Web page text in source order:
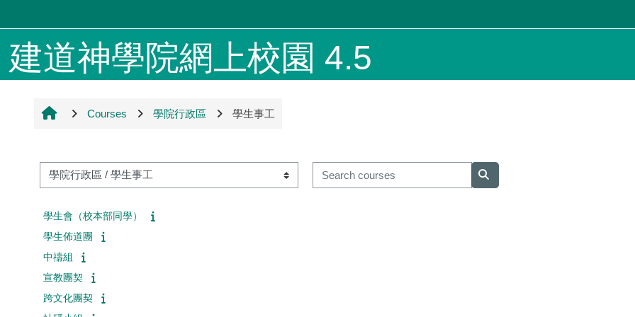
建道神學院網上校園 4.5
Courses 學院行政區 學生事工
Course categories
Search courses
學生會（校本部同學）
學生佈道團
中禱組
宣教團契
跨文化團契